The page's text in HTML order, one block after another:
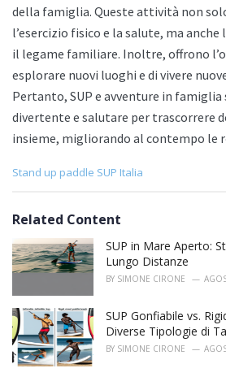
della famiglia. Queste attività non
l’esercizio fisico e la salute, ma anche
il legame familiare. Inoltre, offrono
esplorare nuovi luoghi e di vivere
Pertanto, SUP e avventure in famiglia
divertente e salutare per trascorrere
insieme, migliorando al contempo le
C
e
o
r
i
:
Stand up paddle SUP Italia
Related Content
SUP in Mare Aperto:
Lungo Distanze
BY SIMONE CIRONE
SUP Gonfiabile vs.
Diverse Tipologie di
BY SIMONE CIRONE